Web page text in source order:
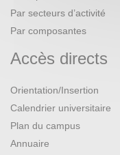
Par secteurs d’activité
Par composantes
Accès directs
Orientation/Insertion
Calendrier universitaire
Plan du campus
Annuaire